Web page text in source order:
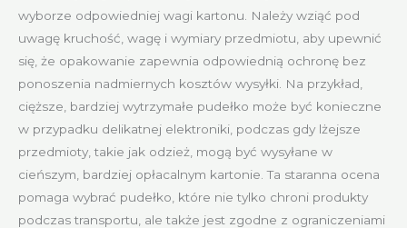
wyborze odpowiedniej wagi kartonu. Należy wziąć pod
uwagę kruchość, wagę i wymiary przedmiotu, aby upewnić
się, że opakowanie zapewnia odpowiednią ochronę bez
ponoszenia nadmiernych kosztów wysyłki. Na przykład,
cięższe, bardziej wytrzymałe pudełko może być konieczne
w przypadku delikatnej elektroniki, podczas gdy lżejsze
przedmioty, takie jak odzież, mogą być wysyłane w
cieńszym, bardziej opłacalnym kartonie. Ta staranna ocena
pomaga wybrać pudełko, które nie tylko chroni produkty
podczas transportu, ale także jest zgodne z ograniczeniami